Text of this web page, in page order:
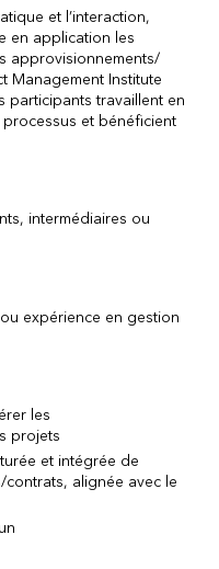
et l’interaction,
en application les
approvisionnements/
Management Institute
participants travaillent en
et bénéficient
intermédiaires ou
ou expérience en gestion
les
projets
et intégrée de
alignée avec le